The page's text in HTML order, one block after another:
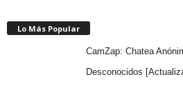
Lo Más Popular
CamZap: Chatea
Desconocidos